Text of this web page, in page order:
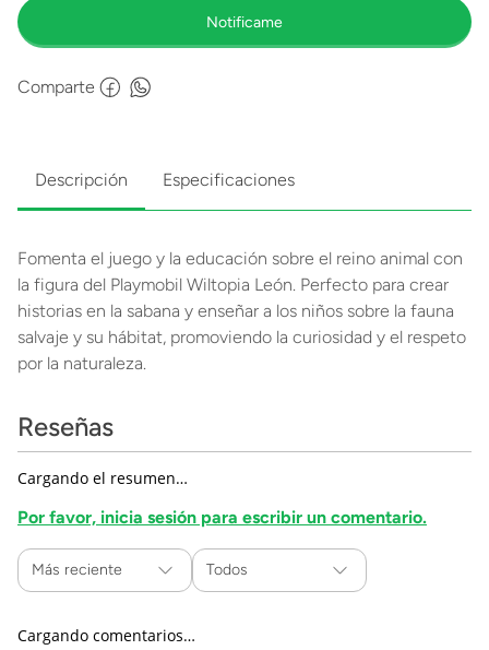
Comparte
Descripción Especificaciones
Fomenta el juego y la educación sobre el reino animal con
la figura del Playmobil Wiltopia León. Perfecto para crear
historias en la sabana y enseñar a los niños sobre la fauna
salvaje y su hábitat, promoviendo la curiosidad y el respeto
por la naturaleza.
Reseñas
Cargando el resumen…
Por favor, inicia sesión para escribir un comentario.
Más reciente Todos
Cargando comentarios…